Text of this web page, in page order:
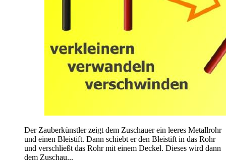
Der Zauberkünstler zeigt dem Zuschauer ein leeres Metallrohr
und einen Bleistift. Dann schiebt er den Bleistift in das Rohr
und verschließt das Rohr mit einem Deckel. Dieses wird dann
dem Zuschau...